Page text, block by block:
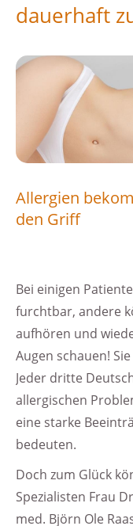
dauerhaft
Allergien
den Griff
Bei einigen
furchtbar, andere
aufhören und
Augen schauen!
Jeder dritte
allergischen
eine starke
bedeuten.
Doch zum Glück
Spezialisten Frau
med. Björn Ole